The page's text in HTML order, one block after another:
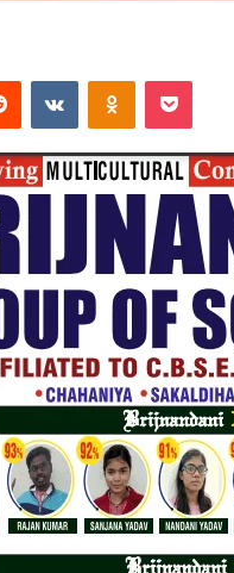
Reddit VKontakteOdnoklassniki
Pocket